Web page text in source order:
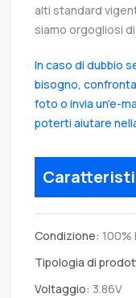
alti standard
siamo orgogliosi
In caso di dubbio
bisogno,
foto o invia un'e-
poterti aiutare
Condizione: 100%
Tipologia di
Voltaggio: 3.86V